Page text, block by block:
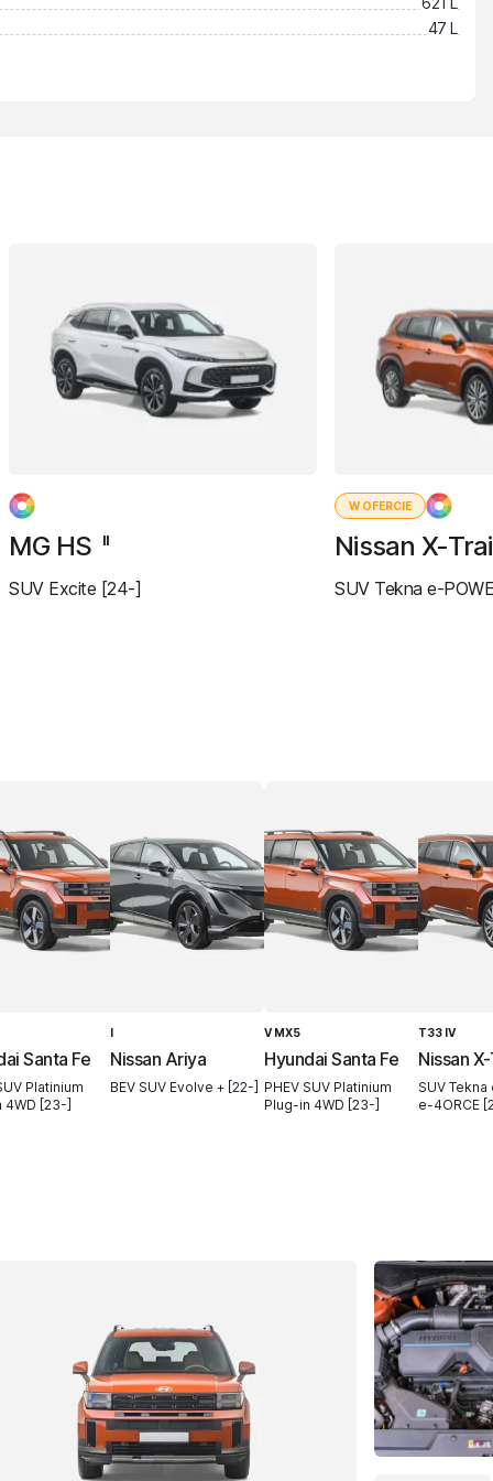
47 L
MG HS II
SUV Excite [24-]
W OFERCIE
Nissan X-
SUV Tekna e-
Santa Fe
Platinium
[23-]
I
Nissan Ariya
BEV SUV Evolve + [22-]
V MX5
Hyundai Santa Fe
PHEV SUV Platinium
Plug-in 4WD [23-]
T33 IV
Nissan
SUV Tekna
e-4ORCE